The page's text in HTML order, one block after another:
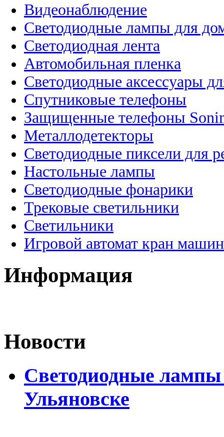
Видеонаблюдение
Светодиодные лампы для
Светодиодная лента
Автомобильная пленка
Светодиодные аксессуары
Спутниковые телефоны
Защищенные телефоны
Металлодетекторы
Светодиодные пиксели для
Настольные лампы
Светодиодные фонарики
Трековые светильники
Светильники
Игровой автомат кран
Информация
Новости
Светодиодные
Ульяновске